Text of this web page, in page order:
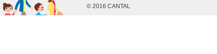
る中毒症状等を呈していると認められるとき。
④ チャイルドシートがないにもかかわらず６才未満
© 2016 CANTAL